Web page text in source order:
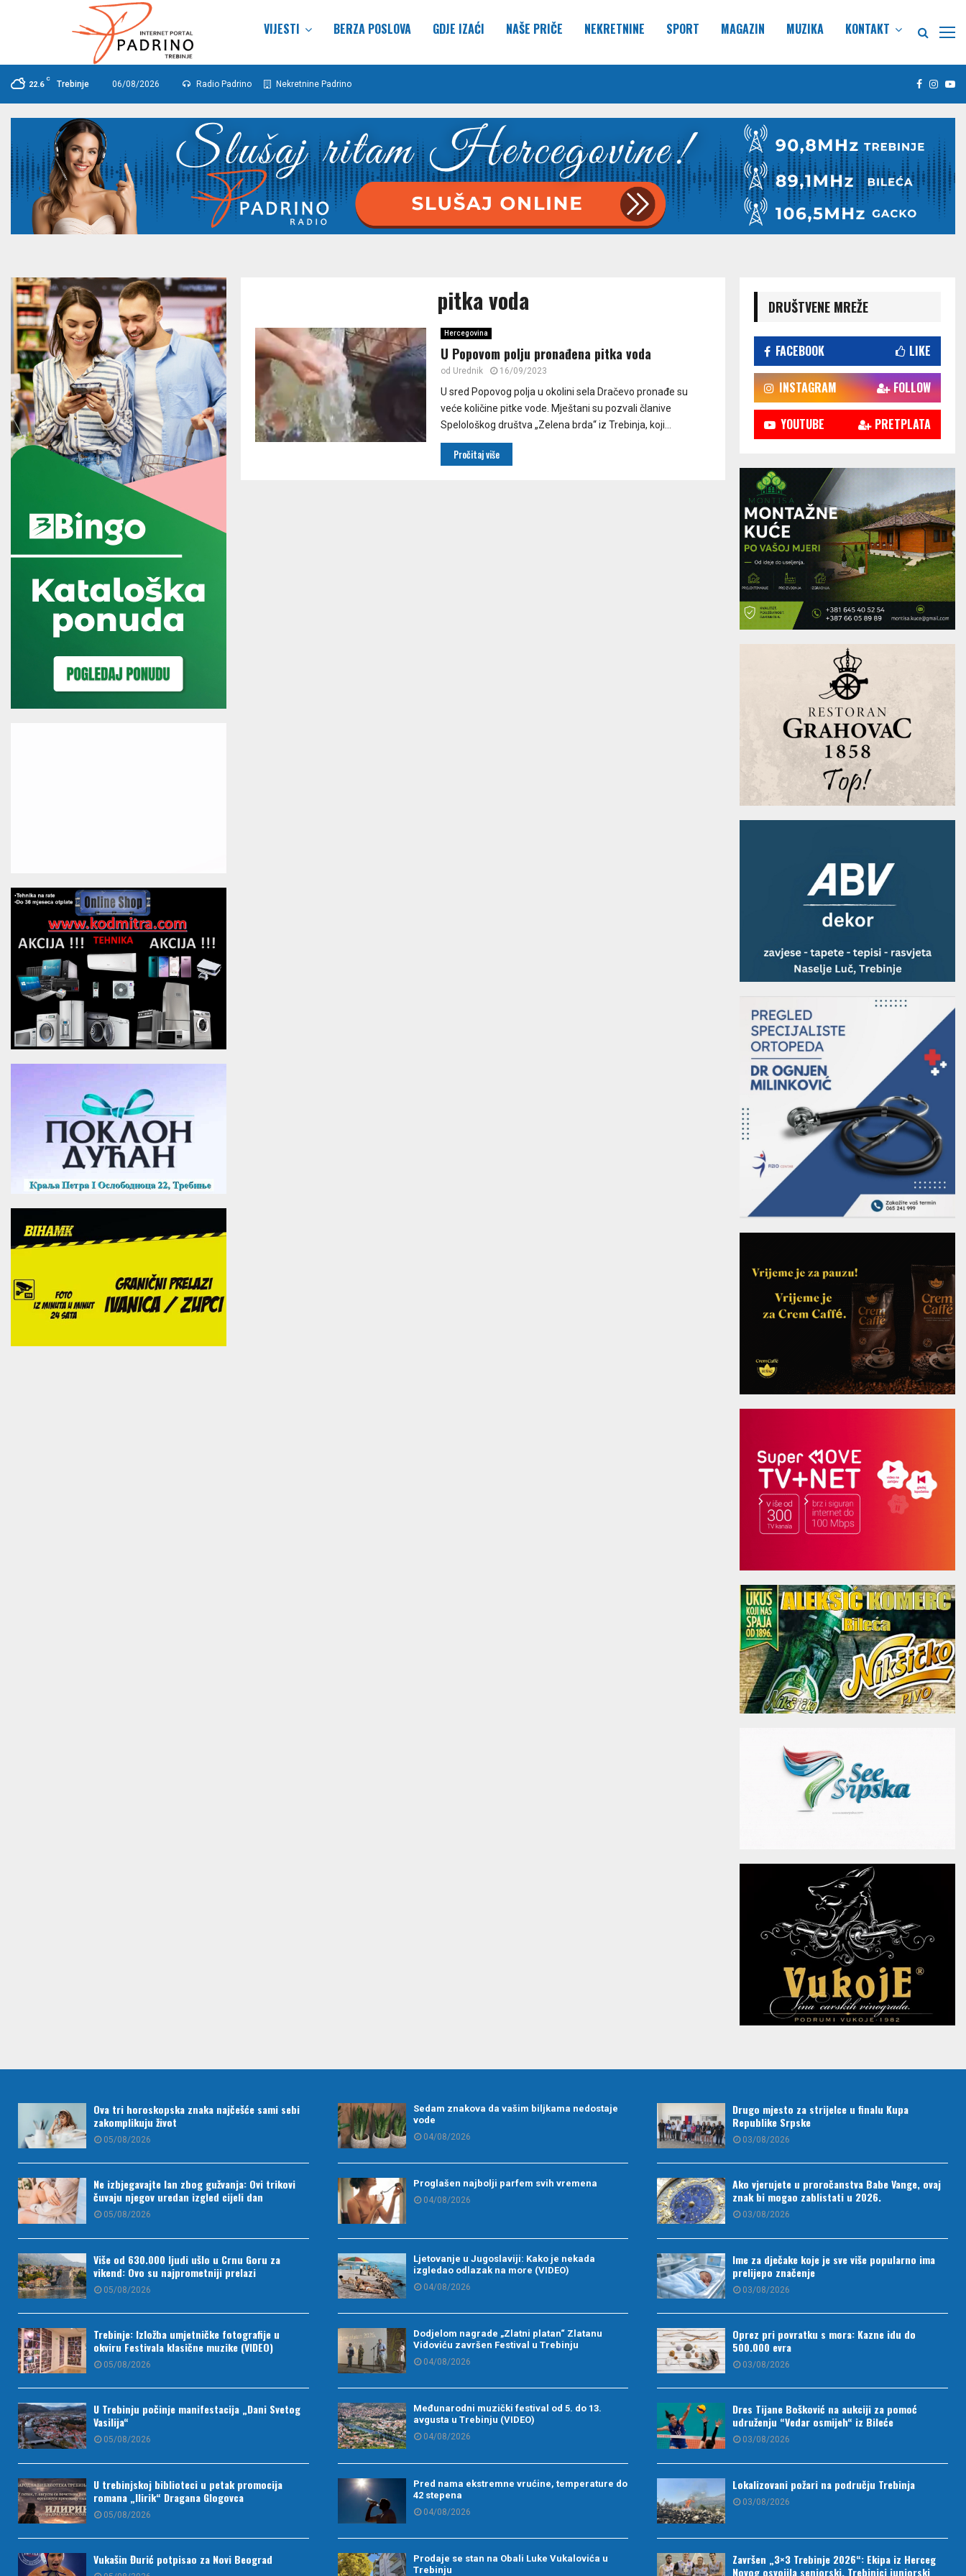
VIJESTI BERZA POSLOVA GDJE IZAĆI NAŠE PRIČE NEKRETNINE SPORT MAGAZIN MUZIKA KONTAKT
22.6
C
Trebinje 06/08/2026 Radio Padrino Nekretnine Padrino Facebook
pitka voda
Hercegovina
U Popovom polju pronađena pitka voda
od Urednik 16/09/2023
U sred Popovog polja u okolini sela Dračevo pronađe su
veće količine pitke vode. Mještani su pozvali članive
Spelološkog društva „Zelena brda“ iz Trebinja, koji...
Pročitaj više
DRUŠTVENE MREŽE
FACEBOOK LIKE
INSTAGRAM FOLLOW
YOUTUBE PRETPLATA
Ova tri horoskopska znaka najčešće sami sebi
zakomplikuju život
05/08/2026
Ne izbjegavajte lan zbog gužvanja: Ovi trikovi
čuvaju njegov uredan izgled cijeli dan
05/08/2026
Više od 630.000 ljudi ušlo u Crnu Goru za
vikend: Ovo su najprometniji prelazi
05/08/2026
Trebinje: Izložba umjetničke fotografije u
okviru Festivala klasične muzike (VIDEO)
05/08/2026
U Trebinju počinje manifestacija „Dani Svetog
Vasilija“
05/08/2026
U trebinjskoj biblioteci u petak promocija
romana „Ilirik“ Dragana Glogovca
05/08/2026
Vukašin Đurić potpisao za Novi Beograd
Sedam znakova da vašim biljkama nedostaje
vode
04/08/2026
Proglašen najbolji parfem svih vremena
04/08/2026
Ljetovanje u Jugoslaviji: Kako je nekada
izgledao odlazak na more (VIDEO)
04/08/2026
Dodjelom nagrade „Zlatni platan“ Zlatanu
Vidoviću završen Festival u Trebinju
04/08/2026
Međunarodni muzički festival od 5. do 13.
avgusta u Trebinju (VIDEO)
04/08/2026
Pred nama ekstremne vrućine, temperature do
42 stepena
04/08/2026
Prodaje se stan na Obali Luke Vukalovića u
Trebinju
Drugo mjesto za strijelce u finalu Kupa
Republike Srpske
03/08/2026
Ako vjerujete u proročanstva Babe Vange, ovaj
znak bi mogao zablistati u 2026.
03/08/2026
Ime za dječake koje je sve više popularno ima
prelijepo značenje
03/08/2026
Oprez pri povratku s mora: Kazne idu do
500.000 evra
03/08/2026
Dres Tijane Bošković na aukciji za pomoć
udruženju “Vedar osmijeh“ iz Bileće
03/08/2026
Lokalizovani požari na području Trebinja
03/08/2026
Završen „3×3 Trebinje 2026“: Ekipa iz Herceg
Novog osvojila seniorski, Trebinjci juniorski